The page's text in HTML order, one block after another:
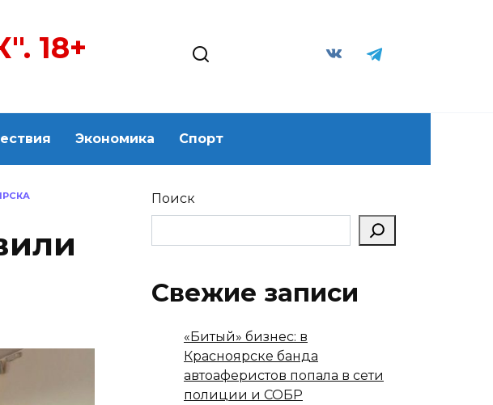
18+
Экономика Спорт
Поиск
Свежие записи
«Битый» бизнес: в
Красноярске банда
автоаферистов попала в сети
полиции и СОБР